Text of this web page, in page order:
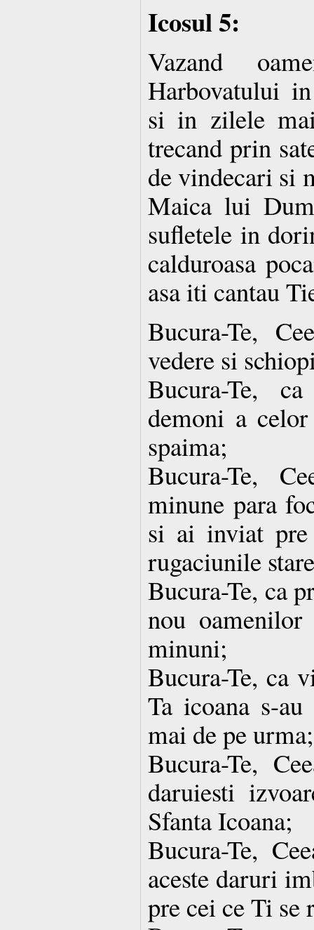
Icosul 5:
Vazand
Harbovatului
si in zilele
trecand prin
de vindecari si
Maica lui
sufletele in
calduroasa
asa iti cantau
Bucura-Te,
vedere si
Bucura-Te,
demoni a
spaima;
Bucura-Te,
minune para
si ai inviat
rugaciunile
Bucura-Te, ca
nou oamenilor
minuni;
Bucura-Te, ca
Ta icoana s-
mai de pe urma;
Bucura-Te,
daruiesti
Sfanta Icoana;
Bucura-Te,
aceste daruri
pre cei ce Ti se